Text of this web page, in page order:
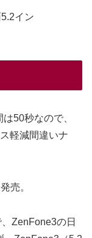
イン
50秒なので、
軽減間違いナ
売。
ZenFone3の日